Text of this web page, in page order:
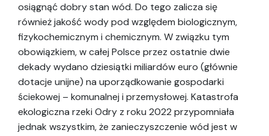
osiągnąć dobry stan wód. Do tego zalicza się
również jakość wody pod względem biologicznym,
fizykochemicznym i chemicznym. W związku tym
obowiązkiem, w całej Polsce przez ostatnie dwie
dekady wydano dziesiątki miliardów euro (głównie
dotacje unijne) na uporządkowanie gospodarki
ściekowej – komunalnej i przemysłowej. Katastrofa
ekologiczna rzeki Odry z roku 2022 przypomniała
jednak wszystkim, że zanieczyszczenie wód jest w